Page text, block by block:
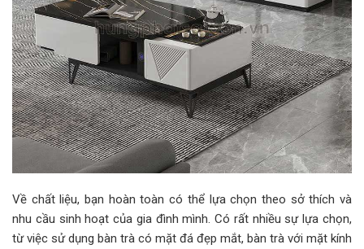
Về chất liệu, bạn hoàn toàn có thể lựa chọn theo sở thích và
nhu cầu sinh hoạt của gia đình mình. Có rất nhiều sự lựa chọn,
từ việc sử dụng bàn trà có mặt đá đẹp mắt, bàn trà với mặt kính